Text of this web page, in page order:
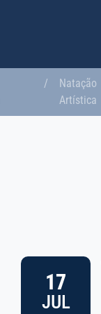
/
Natação
Artística
17
JUL